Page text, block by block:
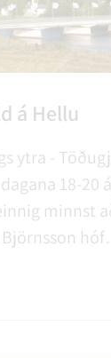
á Hellu
ytra -
18-20
minnst
hóf
þannig